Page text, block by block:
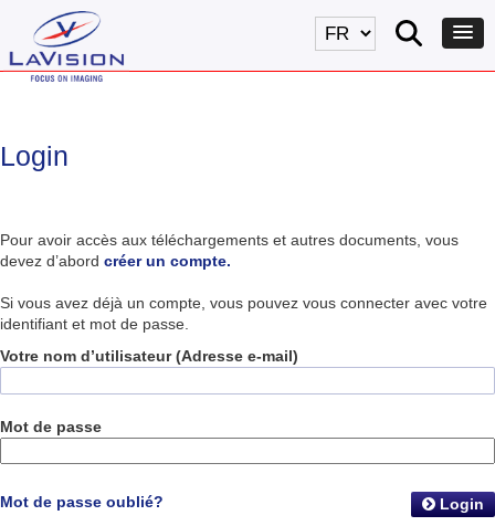
Login
Pour avoir accès aux téléchargements et autres documents, vous
devez d’abord créer un compte.
Si vous avez déjà un compte, vous pouvez vous connecter avec votre
identifiant et mot de passe.
Votre nom d’utilisateur (Adresse e-mail)
Mot de passe
Mot de passe oublié? Login